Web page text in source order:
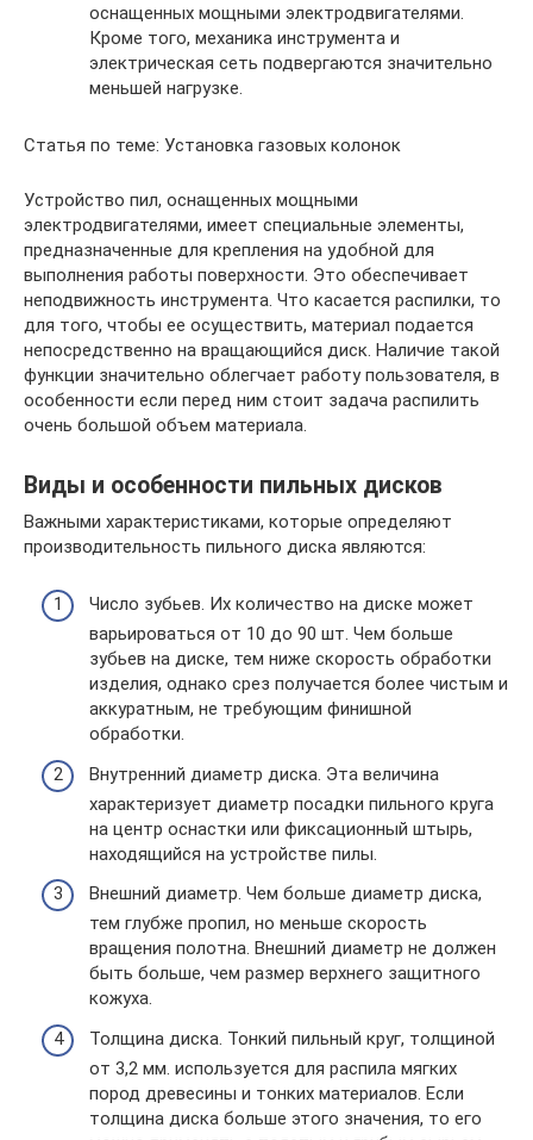
оснащенных мощными электродвигателями.
Кроме того, механика инструмента и
электрическая сеть подвергаются значительно
меньшей нагрузке.
Статья по теме: Установка газовых колонок
Устройство пил, оснащенных мощными
электродвигателями, имеет специальные элементы,
предназначенные для крепления на удобной для
выполнения работы поверхности. Это обеспечивает
неподвижность инструмента. Что касается распилки, то
для того, чтобы ее осуществить, материал подается
непосредственно на вращающийся диск. Наличие такой
функции значительно облегчает работу пользователя, в
особенности если перед ним стоит задача распилить
очень большой объем материала.
Виды и особенности пильных дисков
Важными характеристиками, которые определяют
производительность пильного диска являются:
Число зубьев. Их количество на диске может
варьироваться от 10 до 90 шт. Чем больше
зубьев на диске, тем ниже скорость обработки
изделия, однако срез получается более чистым и
аккуратным, не требующим финишной
обработки.
Внутренний диаметр диска. Эта величина
характеризует диаметр посадки пильного круга
на центр оснастки или фиксационный штырь,
находящийся на устройстве пилы.
Внешний диаметр. Чем больше диаметр диска,
тем глубже пропил, но меньше скорость
вращения полотна. Внешний диаметр не должен
быть больше, чем размер верхнего защитного
кожуха.
Толщина диска. Тонкий пильный круг, толщиной
от 3,2 мм. используется для распила мягких
пород древесины и тонких материалов. Если
толщина диска больше этого значения, то его